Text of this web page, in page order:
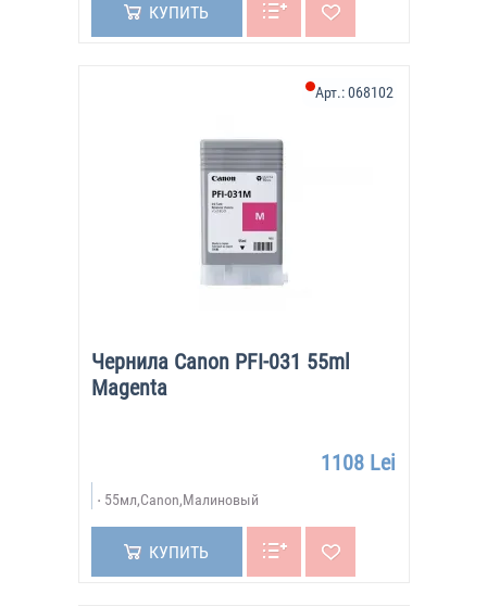
КУПИТЬ
Чернила Canon PFI-031 55ml
Magenta
Арт.:068102
1108 Lei
55мл,Canon,Малиновый
КУПИТЬ